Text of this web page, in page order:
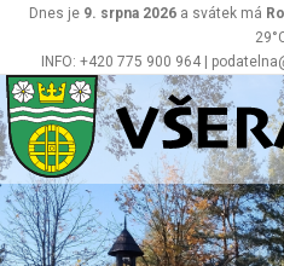
INFO: +420 775 900 964 |
Dnes je 9. srpna 2026 a svátek má
Všeradov